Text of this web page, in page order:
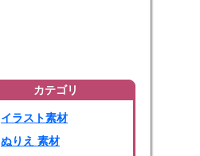
カテゴリ
イラスト素材
ぬりえ 素材